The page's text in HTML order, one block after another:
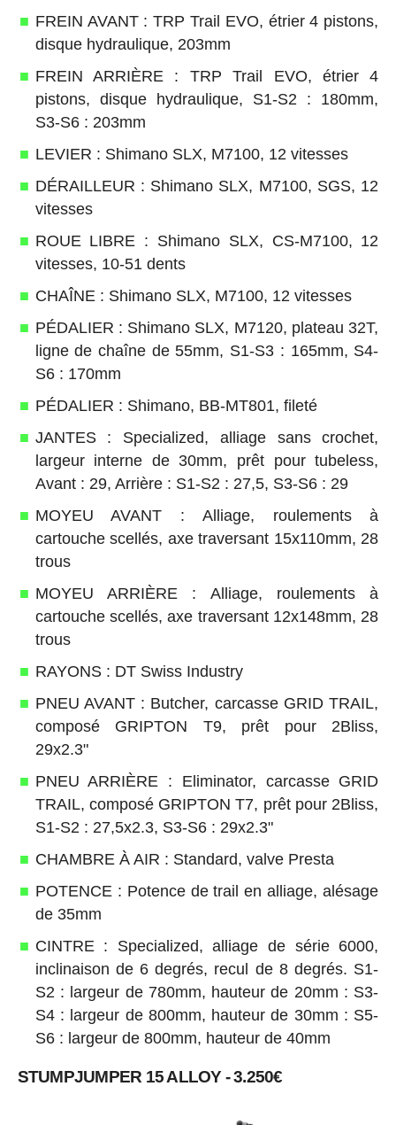
FREIN AVANT : TRP Trail EVO, étrier 4 pistons,
disque hydraulique, 203mm
FREIN ARRIÈRE : TRP Trail EVO, étrier 4
pistons, disque hydraulique, S1-S2 : 180mm,
S3-S6 : 203mm
LEVIER : Shimano SLX, M7100, 12 vitesses
DÉRAILLEUR : Shimano SLX, M7100, SGS, 12
vitesses
ROUE LIBRE : Shimano SLX, CS-M7100, 12
vitesses, 10-51 dents
CHAÎNE : Shimano SLX, M7100, 12 vitesses
PÉDALIER : Shimano SLX, M7120, plateau 32T,
ligne de chaîne de 55mm, S1-S3 : 165mm, S4-
S6 : 170mm
PÉDALIER : Shimano, BB-MT801, fileté
JANTES : Specialized, alliage sans crochet,
largeur interne de 30mm, prêt pour tubeless,
Avant : 29, Arrière : S1-S2 : 27,5, S3-S6 : 29
MOYEU AVANT : Alliage, roulements à
cartouche scellés, axe traversant 15x110mm, 28
trous
MOYEU ARRIÈRE : Alliage, roulements à
cartouche scellés, axe traversant 12x148mm, 28
trous
RAYONS : DT Swiss Industry
PNEU AVANT : Butcher, carcasse GRID TRAIL,
composé GRIPTON T9, prêt pour 2Bliss,
29x2.3"
PNEU ARRIÈRE : Eliminator, carcasse GRID
TRAIL, composé GRIPTON T7, prêt pour 2Bliss,
S1-S2 : 27,5x2.3, S3-S6 : 29x2.3"
CHAMBRE À AIR : Standard, valve Presta
POTENCE : Potence de trail en alliage, alésage
de 35mm
CINTRE : Specialized, alliage de série 6000,
inclinaison de 6 degrés, recul de 8 degrés. S1-
S2 : largeur de 780mm, hauteur de 20mm : S3-
S4 : largeur de 800mm, hauteur de 30mm : S5-
S6 : largeur de 800mm, hauteur de 40mm
STUMPJUMPER 15 ALLOY - 3.250€